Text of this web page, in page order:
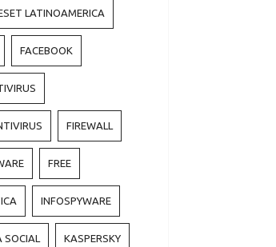
LATINOAMERICA
FACEBOOK
FIREWALL
FREE
INFOSPYWARE
SOCIAL KASPERSKY